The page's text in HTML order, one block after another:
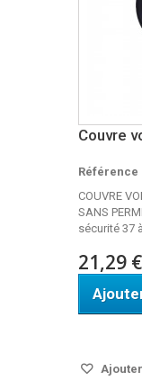
Couvre
Référence
COUVRE
SANS
sécurité 37
21,29 €